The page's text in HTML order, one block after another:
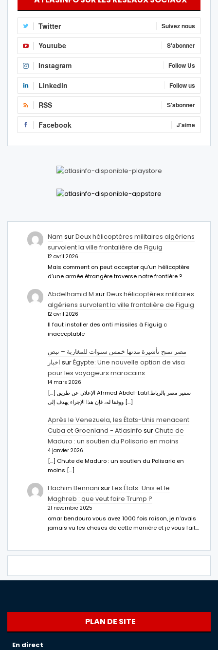
Twitter Suivez nous
Youtube S'abonner
Instagram Follow Us
Linkedin Follow us
RSS S'abonner
Facebook J'aime
Nam surDeux hélicoptères militaires algériens
survolent la ville frontalière de Figuig
12 avril 2026
Mais comment on peut accepter qu’un hélicoptère
d’une armée étrangère traverse notre frontière ?
Abdelhamid M surDeux hélicoptères militaires
algériens survolent la ville frontalière de Figuig
12 avril 2026
Il faut installer des anti missiles à Figuig c
inacceptable
مصر تمنح تأشيرة مدتها خمس سنوات للمغاربة – نبض
اخبار surÉgypte: Une nouvelle option de visa
pour les voyageurs marocains
14 mars 2026
[…] الإعلان عن طريق Ahmed Abdel-Latifسفير مصر بالرباط.
ووفقا له، فإن هذا الإجراء يهدف إلى […]
Après le Venezuela, les États-Unis menacent
Cuba et Groenland - Atlasinfo surChute de
Maduro : un soutien du Polisario en moins
4 janvier 2026
[…] Chute de Maduro : un soutien du Polisario en
moins […]
Hachim Bennani surLes États-Unis et le
Maghreb : que veut faire Trump ?
21 novembre 2025
omar bendouro vous avez 1000 fois raison, je n'avais
jamais vu les choses de cette manière et je vous fait…
PLAN DE SITE
En direct